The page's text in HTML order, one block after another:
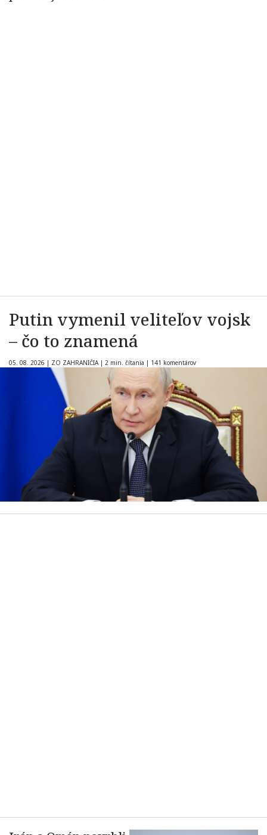
Putin vymenil veliteľov vojsk
– čo to znamená
05. 08. 2026 | ZO ZAHRANIČIA | 2 min. čítania | 141 komentárov